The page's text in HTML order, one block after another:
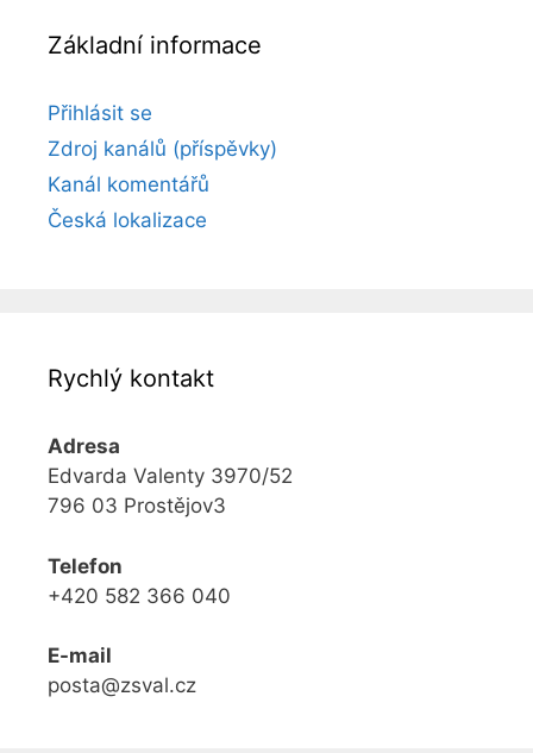
Základní informace
Přihlásit se
Zdroj kanálů (příspěvky)
Kanál komentářů
Česká lokalizace
Rychlý kontakt
Adresa
Edvarda Valenty 3970/52
796 03 Prostějov3
Telefon
+420 582 366 040
E-mail
posta@zsval.cz